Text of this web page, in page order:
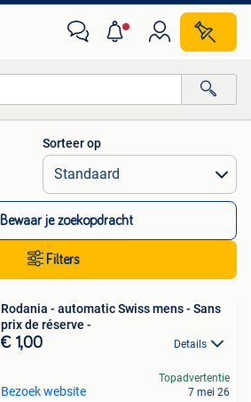
Alle afstanden…
Sorteer op
Bewaar je zoekopdracht
Filters
Rodania - automatic Swiss mens - Sans
prix de réserve -
€ 1,00 Details
Bezoek website
Topadvertentie
7 mei 26